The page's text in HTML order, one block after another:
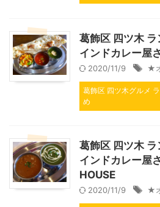
葛飾区 四ツ木
インドカレー屋
2020/11/9 ★
葛飾区 四ツ木グルメ
め
葛飾区 四ツ木
インドカレー屋
HOUSE
2020/11/9 ★